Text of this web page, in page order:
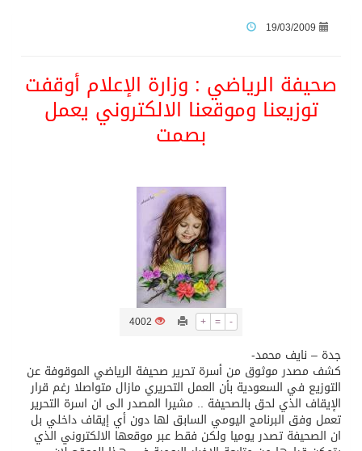
ثلة من الضابطات في الجييش الكويتي
كسوة الكعبة تعتلي البيت العتيق
“سبيس إكس” تطلق 24 قمرًا صناعيًا جديدًا إلى الفضاء
19/03/2009
صحيفة الرياضي : وزارة الإعلام أوقفت
توزيعنا وموقعنا الالكتروني يعمل
بصمت
+ = -
4002
جدة – نايف محمد-
كشف مصدر موثوق من أسرة تحرير صحيفة الرياضي الموقوفة عن
التوزيع في السعودية بأن العمل التحريري مازال متواصلا رغم قرار
الإيقاف الذي لحق بالصحيفة .. مشيرا المصدر الى ان اسرة التحرير
تعمل وفق البرنامج اليومي السابق لها دون أي إيقاف داخلي بل
ان الصحيفة تصدر يوميا ولكن فقط عبر موقعها الالكتروني الذي